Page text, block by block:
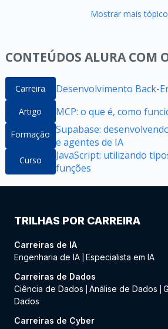
Mostrar mais
CONTEÚDOS ALURA COM
Carreira Desenvolvimento Back-
Artigo MCP: o que é, como
Formação Supabase:
e agentes de IA
Curso
JavaScript: utilizando
funções
TRILHAS POR CARREIRA
Carreiras de IA
Engenharia de IA Especialista em IA
Carreiras de Dados
Ciência de Dados
Análise de Dados
Dados
Carreiras de Cyber